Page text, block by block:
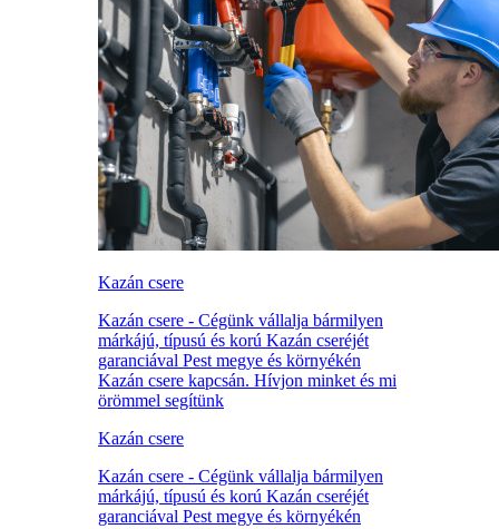
Kazán csere
Kazán csere - Cégünk vállalja bármilyen
márkájú, típusú és korú Kazán cseréjét
garanciával Pest megye és környékén
Kazán csere kapcsán. Hívjon minket és mi
örömmel segítünk
Kazán csere
Kazán csere - Cégünk vállalja bármilyen
márkájú, típusú és korú Kazán cseréjét
garanciával Pest megye és környékén